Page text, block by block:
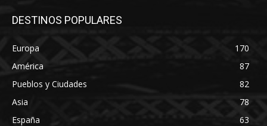
DESTINOS POPULARES
Europa
170
América
87
Pueblos y Ciudades
82
Asia
78
España
63